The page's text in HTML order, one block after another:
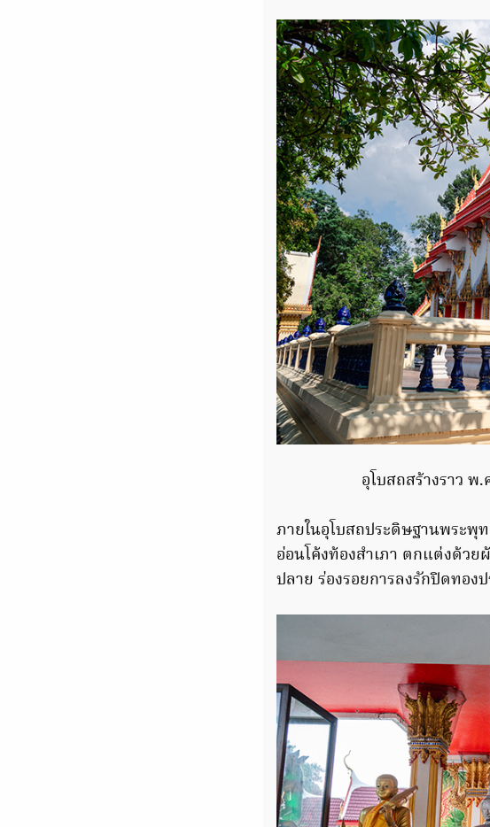
อุโบสถสร้างราว
ภายในอุโบสถประดิษฐานพระพุ
อ่อนโค้งท้องสำเภา ตกแต่งด้ว
ปลาย ร่องรอยการลงรักปิดทอง